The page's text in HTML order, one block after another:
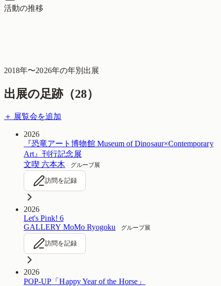
活動の推移
2018年〜2026年の年別出展
出展の足跡（28）
＋ 展覧会を追加
2026
『恐竜アート博物館 Museum of Dinosaur×Contemporary
Art』刊行記念展
文喫 六本木
グループ展
訪問を記録
2026
Let's Pink! 6
GALLERY MoMo Ryogoku
グループ展
訪問を記録
2026
POP-UP「Happy Year of the Horse」